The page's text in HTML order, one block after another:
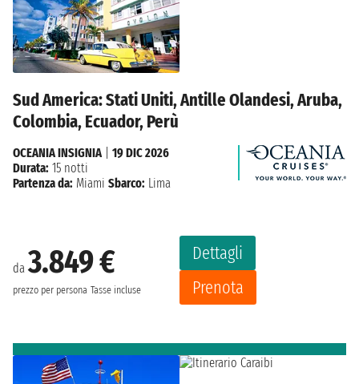
Sud America: Stati Uniti, Antille Olandesi, Aruba,
Colombia, Ecuador, Perù
da3.849 €
prezzo per persona Tasse incluse
Dettagli
Prenota
OCEANIA INSIGNIA
19 DIC 2026
Durata: 15 notti
Partenza da: Miami Sbarco: Lima